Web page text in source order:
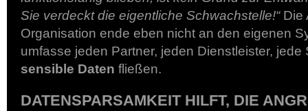
Sie verdeckt die eigentliche Schwachstelle!“Die
Organisation ende eben nicht an den eigenen
umfasse jeden Partner, jeden Dienstleister, jede
sensible Daten fließen.
DATENSPARSAMKEIT HILFT, DIE